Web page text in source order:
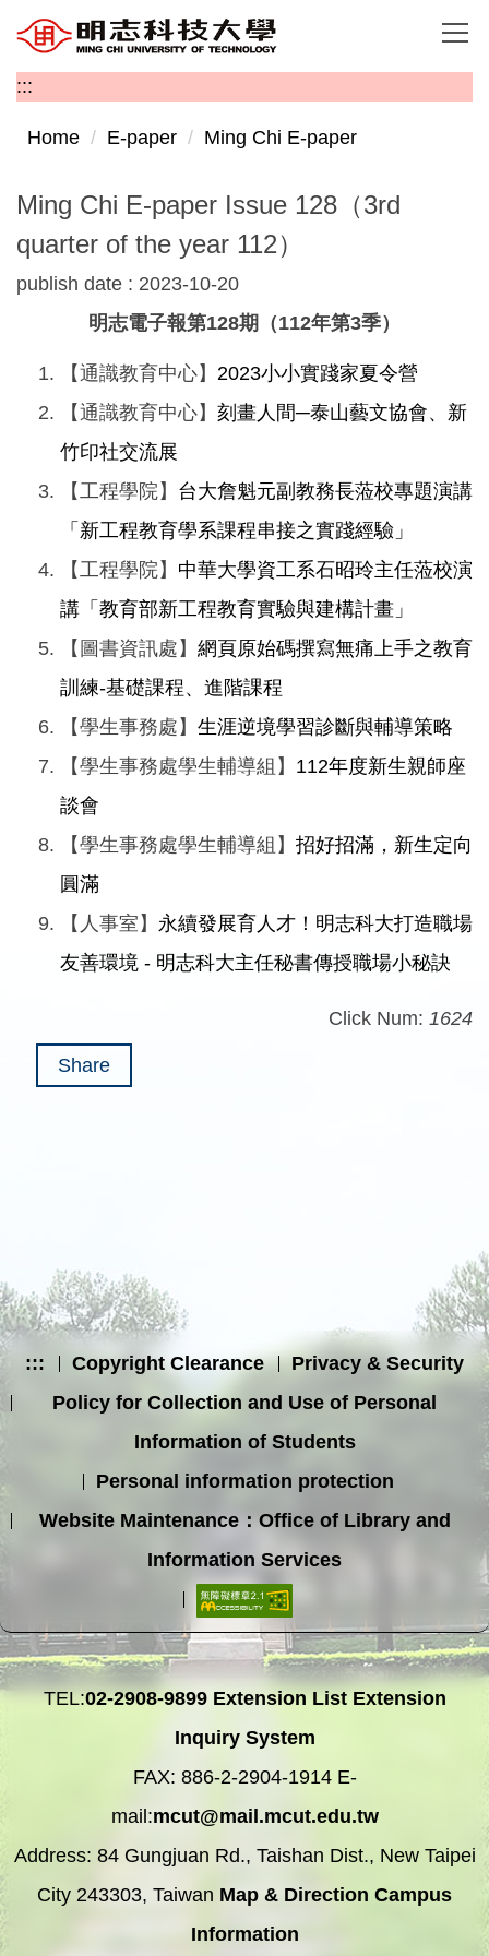
Jump
to
the
main
content
:::
Home E-paper Ming Chi E-paper
Ming Chi E-paper Issue 128（3rd
quarter of the year 112）
publish date : 2023-10-20
明志電子報第128期（112年第3季）
【通識教育中心】 2023小小實踐家夏令營
【通識教育中心】 刻畫人間─泰山藝文協會、新
竹印社交流展
【工程學院】 台大詹魁元副教務長蒞校專題演講
「新工程教育學系課程串接之實踐經驗」
【工程學院】 中華大學資工系石昭玲主任蒞校演
講「教育部新工程教育實驗與建構計畫」
【圖書資訊處】 網頁原始碼撰寫無痛上手之教育
訓練-基礎課程、進階課程
【學生事務處】 生涯逆境學習診斷與輔導策略
【學生事務處學生輔導組】 112年度新生親師座
談會
【學生事務處學生輔導組】 招好招滿，新生定向
圓滿
【人事室】 永續發展育人才！明志科大打造職場
友善環境 - 明志科大主任秘書傳授職場小秘訣
Click Num: 1624
Share
::: Copyright Clearance
Privacy & Security
Policy for Collection and Use of Personal
Information of Students
Personal information protection
Website Maintenance：Office of Library and
Information Services
TEL:02-2908-9899 Extension List Extension
Inquiry System
FAX: 886-2-2904-1914 E-
mail:mcut@mail.mcut.edu.tw
Address: 84 Gungjuan Rd., Taishan Dist., New Taipei
City 243303, Taiwan Map & Direction Campus
Information